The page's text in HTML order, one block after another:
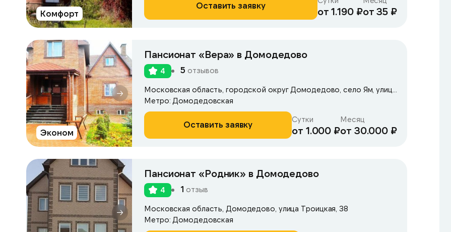
Комфорт
Оставить заявку от 1.190 ₽от 35 ₽
Эконом
Пансионат «Вера» в Домодедово
4 5 отзывов
Метро: Домодедовская
Оставить заявку Сутки
от 1.000 ₽
Месяц
от 30.000 ₽
Пансионат «Родник» в Домодедово
4 1 отзыв
Московская область, Домодедово, улица Троицкая, 38
Метро: Домодедовская